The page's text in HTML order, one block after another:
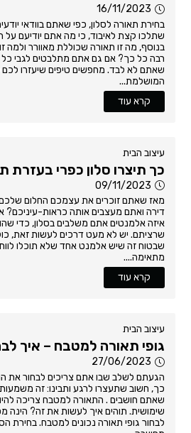
16/11/2023
בחירת תאורה לסלון, כפי שאתם בוודאי
שתלכו קצת לאיבוד, כי מה אתם יודיעם על
בנוסף, מה זו תאורה שכוללת מאוורר ולמה
רבה כל כך? אם גם אתם מתלבטים לגבי
שאתם לא לבד. מחפשים טיפים שיעזרו
המושלמת...
קרא עוד
עיצוב הבית
כך תיצרו סלון כפרי בעזרת
09/11/2023
מאז שאתם זוכרים את עצמכם החלום שלכם
דירה ואתם מעצבים אותה כראות-
איזה אלמנטים אתם משלבים בסלון, כדי
שרציתם. יש לא מעט דרכים לעשות זאת,
שבטוח זה שיש אלמנט אחד שלא תוכלו
מתאימה....
קרא עוד
עיצוב הבית
גופי תאורה למטבח – איך
27/06/2023
הגעתם לשלב שבו אתם צריכים לבחור
כך, חשוב שתעצרו לרגע ותבינו: זה
שאתם חושבים . התאורה למטבח צריכה
שימושית. תוהים איך לעשות את זה? הינה
לבחור גופי תאורה נכונים למטבח. בחירת